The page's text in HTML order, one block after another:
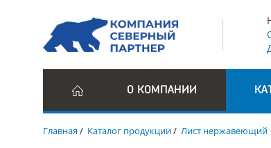
О КОМПАНИИ
Главная/ Каталог продукции/ Лист нержавеющий